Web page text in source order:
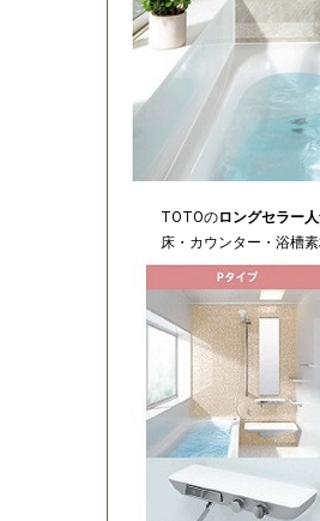
TOTOのロングセラー
床・カウンター・浴槽素